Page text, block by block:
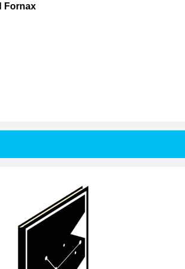
Fornax